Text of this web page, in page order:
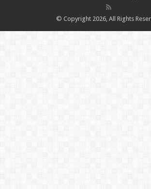
© Copyright 2026, All Rights